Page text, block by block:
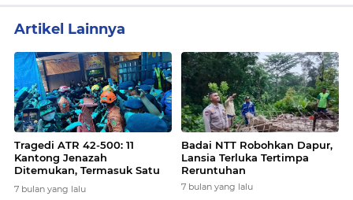
Artikel Lainnya
Tragedi ATR 42-500: 11
Kantong Jenazah
Ditemukan, Termasuk Satu
7 bulan yang lalu
Badai NTT Robohkan Dapur,
Lansia Terluka Tertimpa
Reruntuhan
7 bulan yang lalu